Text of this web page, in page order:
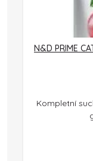
N&D PRIME
Kompletní